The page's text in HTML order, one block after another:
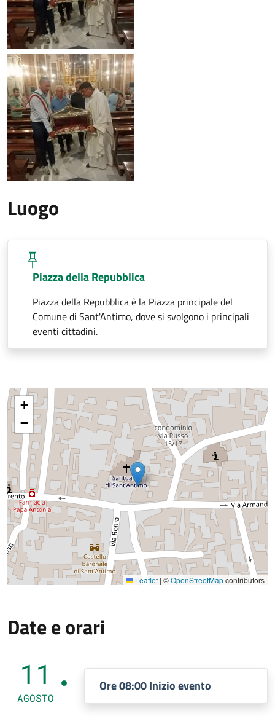
Luogo
Piazza della Repubblica
Piazza della Repubblica è la Piazza principale del
Comune di Sant'Antimo, dove si svolgono i principali
eventi cittadini.
+
−
Leaflet | ©OpenStreetMapcontributors
Date e orari
11
AGOSTO
Ore 08:00 Inizio evento